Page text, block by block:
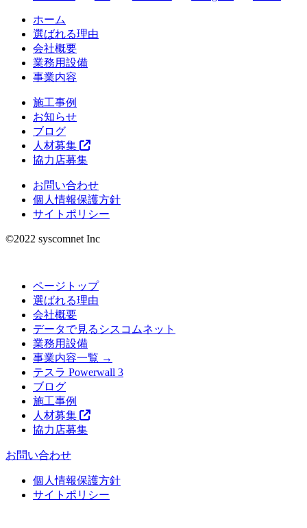
ホーム
選ばれる理由
会社概要
業務用設備
事業内容
施工事例
お知らせ
ブログ
人材募集
協力店募集
お問い合わせ
個人情報保護方針
サイトポリシー
©︎2022 syscomnet Inc
ページトップ
選ばれる理由
会社概要
データで見るシスコムネット
業務用設備
事業内容一覧 →
テスラ Powerwall 3
ブログ
施工事例
人材募集
協力店募集
お問い合わせ
個人情報保護方針
サイトポリシー